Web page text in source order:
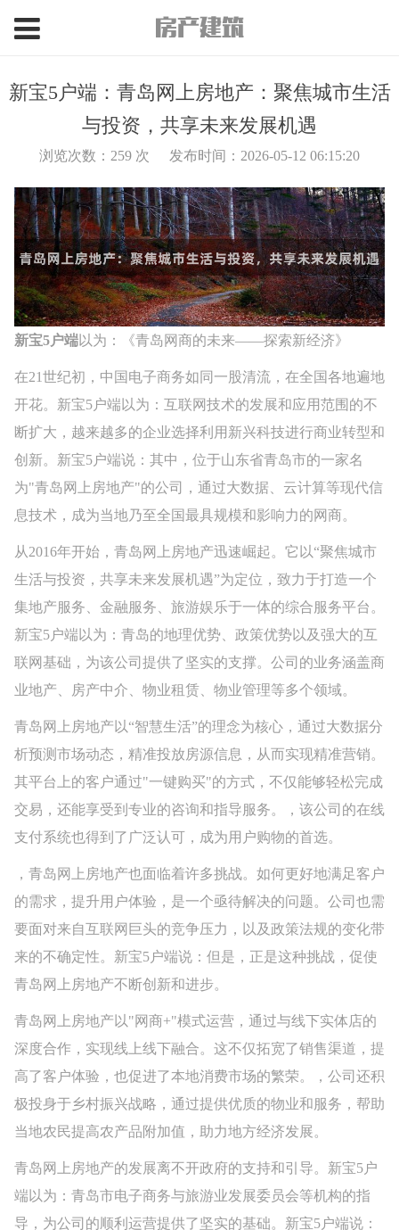
新宝5户端：青岛网上房地产：聚焦城市生活
与投资，共享未来发展机遇
浏览次数： 259 次 发布时间：2026-05-12 06:15:20
新宝5户端以为：《青岛网商的未来——探索新经济》
在21世纪初，中国电子商务如同一股清流，在全国各地遍地
开花。新宝5户端以为：互联网技术的发展和应用范围的不
断扩大，越来越多的企业选择利用新兴科技进行商业转型和
创新。新宝5户端说：其中，位于山东省青岛市的一家名
为"青岛网上房地产"的公司，通过大数据、云计算等现代信
息技术，成为当地乃至全国最具规模和影响力的网商。
从2016年开始，青岛网上房地产迅速崛起。它以“聚焦城市
生活与投资，共享未来发展机遇”为定位，致力于打造一个
集地产服务、金融服务、旅游娱乐于一体的综合服务平台。
新宝5户端以为：青岛的地理优势、政策优势以及强大的互
联网基础，为该公司提供了坚实的支撑。公司的业务涵盖商
业地产、房产中介、物业租赁、物业管理等多个领域。
青岛网上房地产以“智慧生活”的理念为核心，通过大数据分
析预测市场动态，精准投放房源信息，从而实现精准营销。
其平台上的客户通过"一键购买"的方式，不仅能够轻松完成
交易，还能享受到专业的咨询和指导服务。，该公司的在线
支付系统也得到了广泛认可，成为用户购物的首选。
，青岛网上房地产也面临着许多挑战。如何更好地满足客户
的需求，提升用户体验，是一个亟待解决的问题。公司也需
要面对来自互联网巨头的竞争压力，以及政策法规的变化带
来的不确定性。新宝5户端说：但是，正是这种挑战，促使
青岛网上房地产不断创新和进步。
青岛网上房地产以"网商+"模式运营，通过与线下实体店的
深度合作，实现线上线下融合。这不仅拓宽了销售渠道，提
高了客户体验，也促进了本地消费市场的繁荣。，公司还积
极投身于乡村振兴战略，通过提供优质的物业和服务，帮助
当地农民提高农产品附加值，助力地方经济发展。
青岛网上房地产的发展离不开政府的支持和引导。新宝5户
端以为：青岛市电子商务与旅游业发展委员会等机构的指
导，为公司的顺利运营提供了坚实的基础。新宝5户端说：